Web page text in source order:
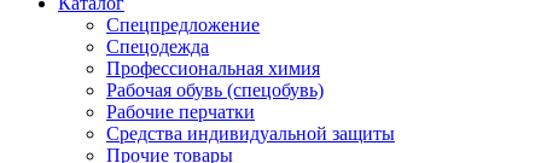
Спецпредложение
Спецодежда
Профессиональная химия
Рабочая обувь (спецобувь)
Рабочие перчатки
Средства индивидуальной защиты
Прочие товары